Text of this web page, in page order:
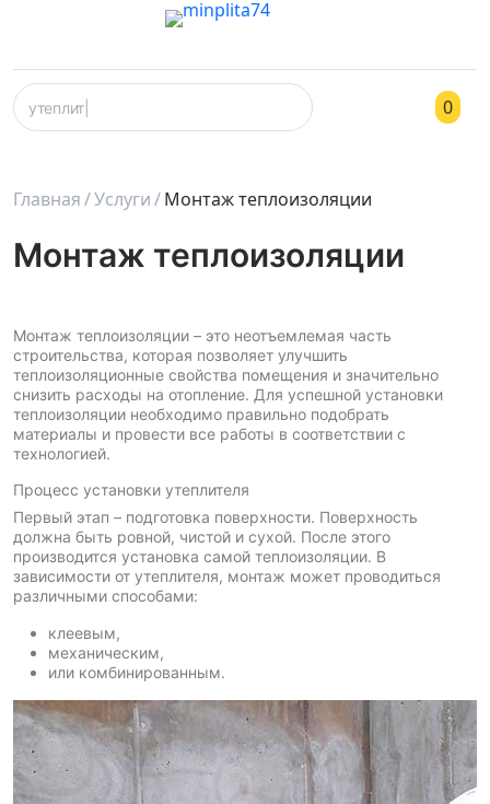
0
Главная Услуги Монтаж теплоизоляции
Монтаж теплоизоляции
Монтаж теплоизоляции – это неотъемлемая часть
строительства, которая позволяет улучшить
теплоизоляционные свойства помещения и значительно
снизить расходы на отопление. Для успешной установки
теплоизоляции необходимо правильно подобрать
материалы и провести все работы в соответствии с
технологией.
Процесс установки утеплителя
Первый этап – подготовка поверхности. Поверхность
должна быть ровной, чистой и сухой. После этого
производится установка самой теплоизоляции. В
зависимости от утеплителя, монтаж может проводиться
различными способами:
клеевым,
механическим,
или комбинированным.